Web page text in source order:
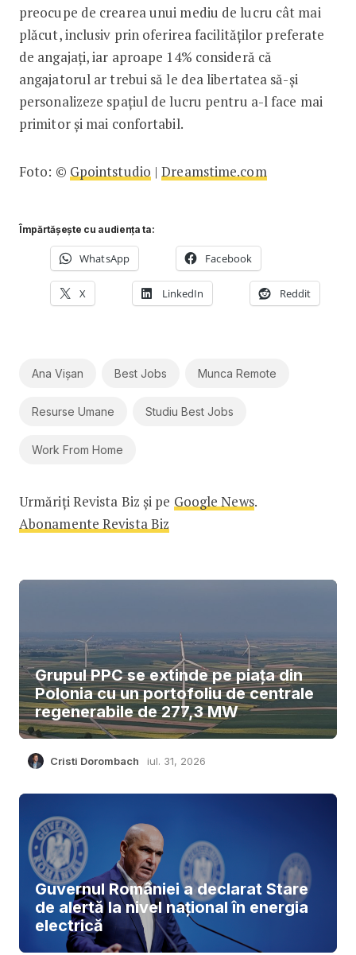
preocupe de crearea unui mediu de lucru cât mai
plăcut, inclusiv prin oferirea facilităților preferate
de angajați, iar aproape 14% consideră că
angajatorul ar trebui să le dea libertatea să-și
personalizeze spațiul de lucru pentru a-l face mai
primitor și mai confortabil.
Foto: © Gpointstudio |Dreamstime.com
Împărtășește cu audiența ta:
WhatsApp Facebook
X LinkedIn Reddit
Ana Vișan Best Jobs Munca Remote
Resurse Umane Studiu Best Jobs
Work From Home
Urmăriți Revista Biz și pe Google News.
Abonamente Revista Biz
Grupul PPC se extinde pe piața din
Polonia cu un portofoliu de centrale
regenerabile de 277,3 MW
Cristi Dorombach iul. 31, 2026
Guvernul României a declarat Stare
de alertă la nivel național în energia
electrică